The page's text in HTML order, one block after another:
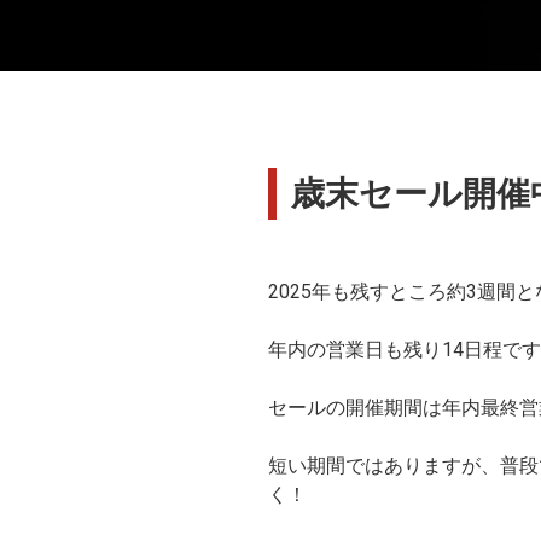
歳末セール開
2025年も残すところ約3週間
年内の営業日も残り14日程で
セールの開催期間は年内最終
短い期間ではありますが、普
く！